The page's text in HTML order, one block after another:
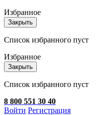
Избранное
Закрыть
Список избранного пуст
Избранное
Закрыть
Список избранного пуст
8 800 551 30 40
Войти Регистрация